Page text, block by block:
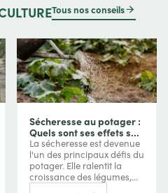
Tous nos conseils
Sécheresse au potager :
Quels sont ses effets sur
vos cultures et comment
les protéger ?
La sécheresse est devenue
l'un des principaux défis du
potager. Elle ralentit la
croissance des légumes,